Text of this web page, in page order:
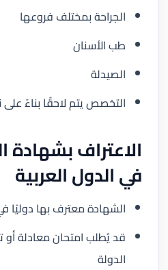
الجراحة بمختلف فروعها
طب الأسنان
الصيدلة
التخصص يتم لاحقًا بناءً على
الاعتراف بشهادة
في الدول العربية
الشهادة معترف بها دوليًا
قد يُطلب امتحان معادلة
الدولة